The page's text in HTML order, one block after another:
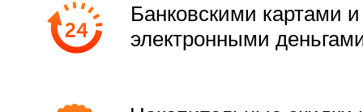
Банковскими картами и
электронными